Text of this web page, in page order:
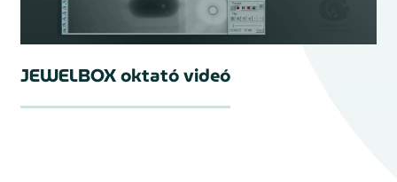
JEWELBOX oktató videó